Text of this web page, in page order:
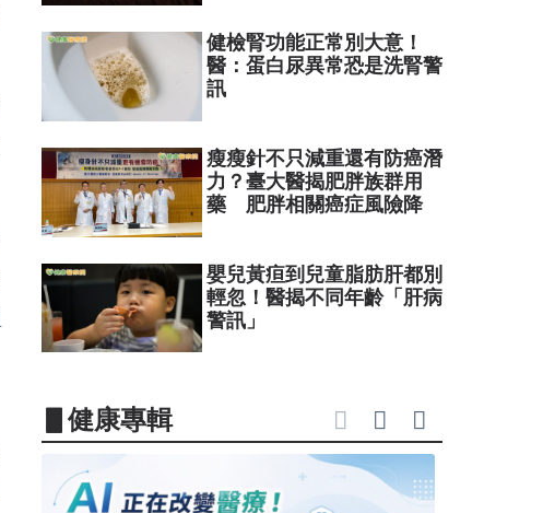
健檢腎功能正常別大意！
醫：蛋白尿異常恐是洗腎警
訊
瘦瘦針不只減重還有防癌潛
力？臺大醫揭肥胖族群用
藥 肥胖相關癌症風險降
嬰兒黃疸到兒童脂肪肝都別
輕忽！醫揭不同年齡「肝病
警訊」
▋健康專輯